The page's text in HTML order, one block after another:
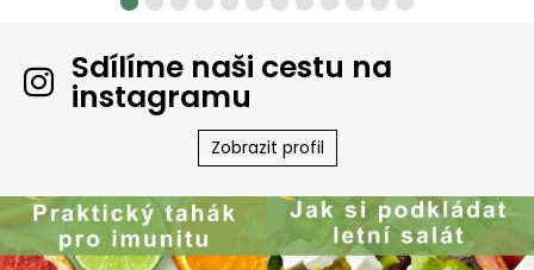
Sdílíme naši cestu na
instagramu
Zobrazit profil